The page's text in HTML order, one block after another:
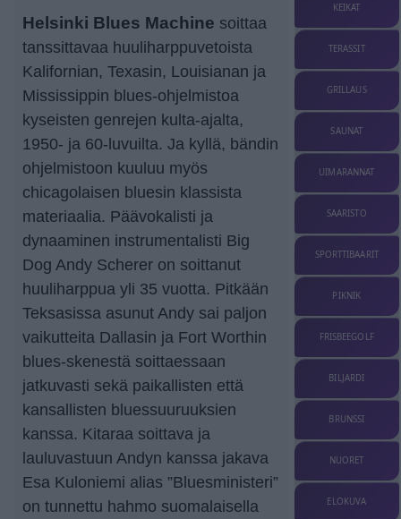
Helsinki Blues Machine soittaa
tanssittavaa huuliharppuvetoista
Kalifornian, Texasin, Louisianan ja
Mississippin blues-ohjelmistoa
kyseisten genrejen kulta-ajalta,
1950- ja 60-luvuilta. Ja kyllä, bändin
ohjelmistoon kuuluu myös
chicagolaisen bluesin klassista
materiaalia. Päävokalisti ja
dynaaminen instrumentalisti Big
Dog Andy Scherer on soittanut
huuliharppua yli 35 vuotta. Pitkään
Teksasissa asunut Andy sai paljon
vaikutteita Dallasin ja Fort Worthin
blues-skenestä soittaessaan
jatkuvasti sekä paikallisten että
kansallisten bluessuuruuksien
kanssa. Kitaraa soittava ja
lauluvastuun Andyn kanssa jakava
Esa Kuloniemi alias ”Bluesministeri”
on tunnettu hahmo suomalaisella
KEIKAT
TERASSIT
GRILLAUS
SAUNAT
UIMARANNAT
SAARISTO
SPORTTIBAARIT
PIKNIK
FRISBEEGOLF
BILJARDI
BRUNSSI
NUORET
ELOKUVA